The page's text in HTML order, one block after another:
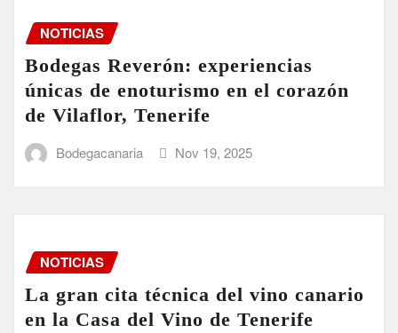
NOTICIAS
Bodegas Reverón: experiencias
únicas de enoturismo en el corazón
de Vilaflor, Tenerife
Bodegacanaria Nov 19, 2025
NOTICIAS
La gran cita técnica del vino canario
en la Casa del Vino de Tenerife